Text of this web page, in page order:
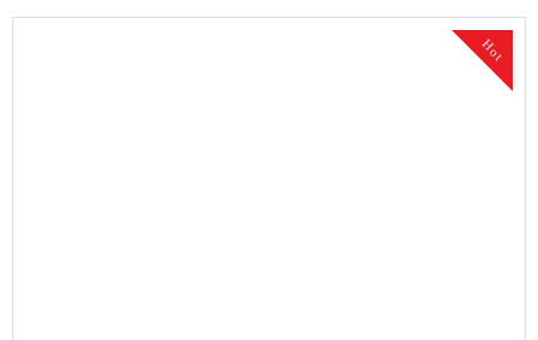
Hot